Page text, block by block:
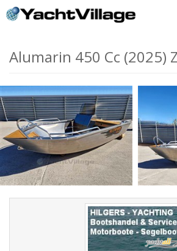
Alumarin 450 Cc (2025)